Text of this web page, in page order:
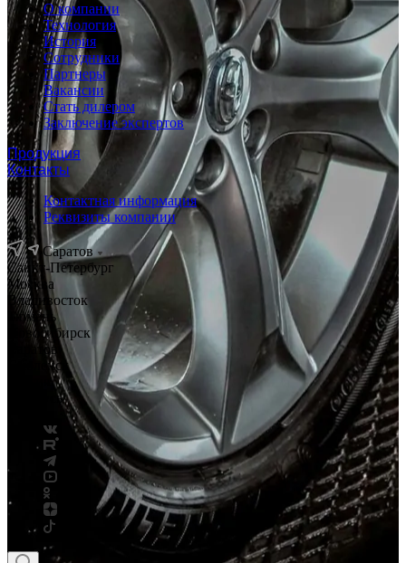
О компании
Технология
История
Сотрудники
Партнеры
Вакансии
Стать дилером
Заключение экспертов
Продукция
Контакты
Контактная информация
Реквизиты компании
Саратов
Санкт-Петербург
Москва
Владивосток
Тюмень
Новосибирск
Саратов
Смоленск
Беларусь